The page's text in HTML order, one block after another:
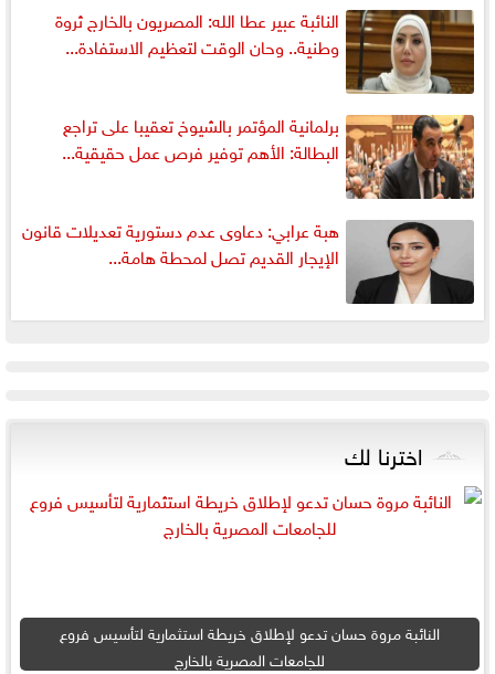
النائبة عبير عطا الله: المصريون بالخارج ثروة
وطنية.. وحان الوقت لتعظيم الاستفادة...
برلمانية المؤتمر بالشيوخ تعقيبا على تراجع
البطالة: الأهم توفير فرص عمل حقيقية...
هبة عرابي: دعاوى عدم دستورية تعديلات قانون
الإيجار القديم تصل لمحطة هامة...
اخترنا لك
النائبة مروة حسان تدعو لإطلاق خريطة استثمارية لتأسيس فروع
للجامعات المصرية بالخارج